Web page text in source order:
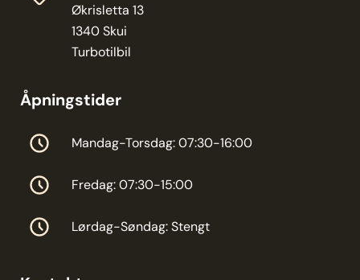
Økrisletta 13
1340 Skui
Turbotilbil
Åpningstider
Mandag-Torsdag: 07:30-16:00
Fredag: 07:30-15:00
Lørdag-Søndag: Stengt